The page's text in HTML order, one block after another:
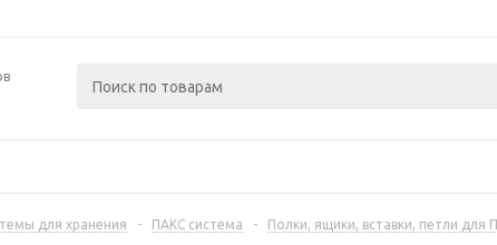
для хранения - ПАКС система - Полки, ящики, вставки, петли для